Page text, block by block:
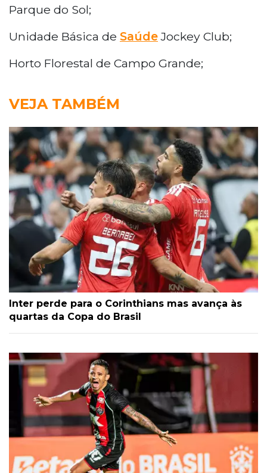
Parque do Sol;
Unidade Básica de SaúdeJockey Club;
Horto Florestal de Campo Grande;
VEJA TAMBÉM
Inter perde para o Corinthians mas avança às
quartas da Copa do Brasil